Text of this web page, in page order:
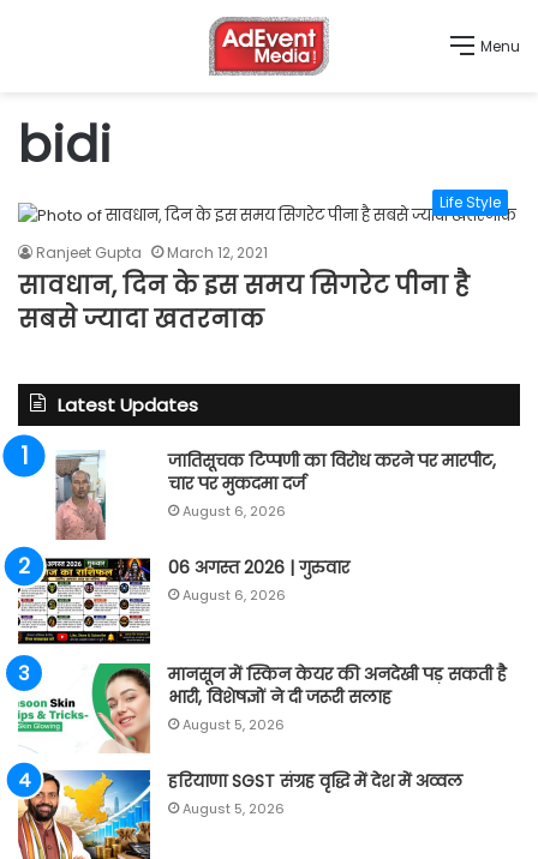
Menu
bidi
Life Style
Ranjeet Gupta March 12, 2021
सावधान, दिन के इस समय सिगरेट पीना है
सबसे ज्यादा खतरनाक
Latest Updates
जातिसूचक टिप्पणी का विरोध करने पर मारपीट,
चार पर मुकदमा दर्ज
August 6, 2026
06 अगस्त 2026 | गुरुवार
August 6, 2026
मानसून में स्किन केयर की अनदेखी पड़ सकती है
भारी, विशेषज्ञों ने दी जरूरी सलाह
August 5, 2026
हरियाणा SGST संग्रह वृद्धि में देश में अव्वल
August 5, 2026